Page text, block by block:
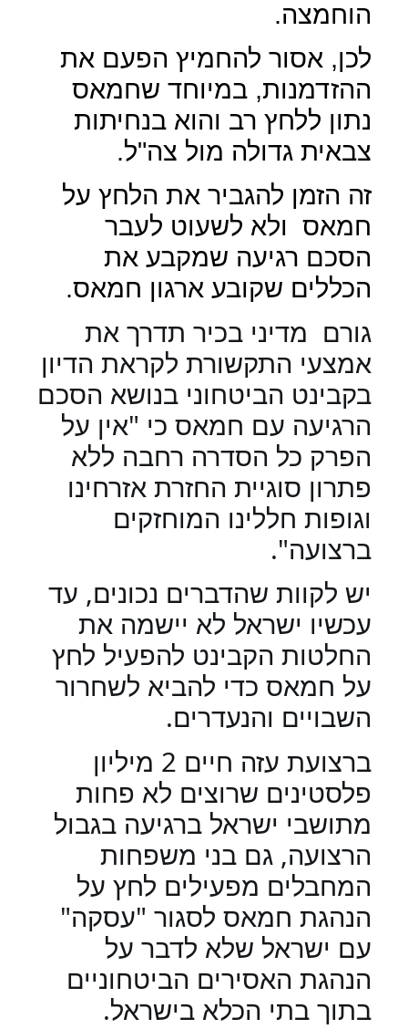
הוחמצה.
לכן, אסור להחמיץ הפעם את
ההזדמנות, במיוחד שחמאס
נתון ללחץ רב והוא בנחיתות
צבאית גדולה מול צה"ל.
זה הזמן להגביר את הלחץ על
חמאס ולא לשעוט לעבר
הסכם רגיעה שמקבע את
הכללים שקובע ארגון חמאס.
גורם מדיני בכיר תדרך את
אמצעי התקשורת לקראת הדיון
בקבינט הביטחוני בנושא הסכם
הרגיעה עם חמאס כי "אין על
הפרק כל הסדרה רחבה ללא
פתרון סוגיית החזרת אזרחינו
וגופות חללינו המוחזקים
ברצועה".
יש לקוות שהדברים נכונים, עד
עכשיו ישראל לא יישמה את
החלטות הקבינט להפעיל לחץ
על חמאס כדי להביא לשחרור
השבויים והנעדרים.
ברצועת עזה חיים 2 מיליון
פלסטינים שרוצים לא פחות
מתושבי ישראל ברגיעה בגבול
הרצועה, גם בני משפחות
המחבלים מפעילים לחץ על
הנהגת חמאס לסגור "עסקה"
עם ישראל שלא לדבר על
הנהגת האסירים הביטחוניים
בתוך בתי הכלא בישראל.